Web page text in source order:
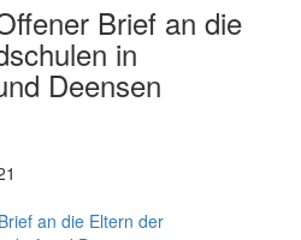
Brief an die
in
Deensen